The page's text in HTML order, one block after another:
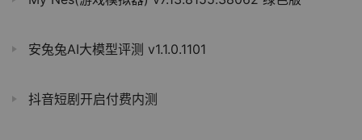
安兔兔AI大模型评测 v1.1.0.1101
抖音短剧开启付费内测